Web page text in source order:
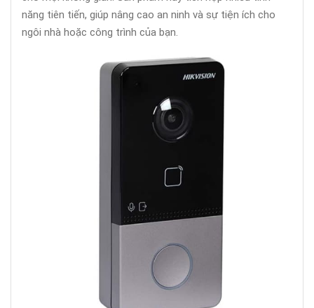
năng tiên tiến, giúp nâng cao an ninh và sự tiện ích cho
ngôi nhà hoặc công trình của bạn.